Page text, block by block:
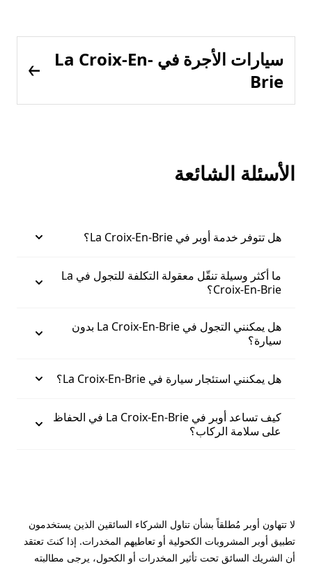
سيارات الأجرة في La Croix-En-
Brie
الأسئلة الشائعة
هل تتوفر خدمة أوبر في La Croix-En-Brie؟
ما أكثر وسيلة تنقّل معقولة التكلفة للتجول في La
Croix-En-Brie؟
هل يمكنني التجول في La Croix-En-Brie بدون
سيارة؟
هل يمكنني استئجار سيارة في La Croix-En-Brie؟
كيف تساعد أوبر في La Croix-En-Brie في الحفاظ
على سلامة الركاب؟
لا تتهاون أوبر مُطلقاً بشأن تناول الشركاء السائقين الذين يستخدمون
تطبيق أوبر المشروبات الكحولية أو تعاطيهم المخدرات. إذا كنتَ تعتقد
أن الشريك السائق تحت تأثير المخدرات أو الكحول، يرجى مطالبته